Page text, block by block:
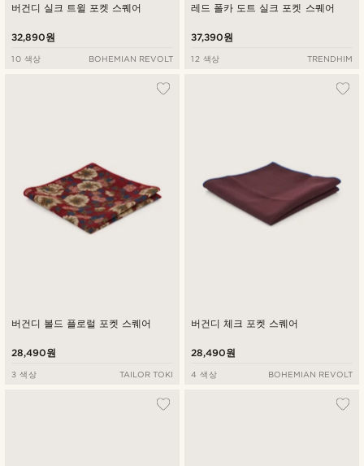
버건디 실크 트윌 포켓 스퀘어
32,890원
10 색상 BOHEMIAN REVOLT
레드 폴카 도트 실크 포켓 스퀘어
37,390원
12 색상 TRENDHIM
버건디 볼드 플로럴 포켓 스퀘어
28,490원
3 색상 TAILOR TOKI
버건디 체크 포켓 스퀘어
28,490원
4 색상 BOHEMIAN REVOLT